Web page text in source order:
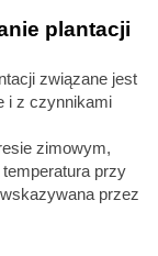
plantacji
związane jest
i z czynnikami
zimowym,
temperatura przy
przez